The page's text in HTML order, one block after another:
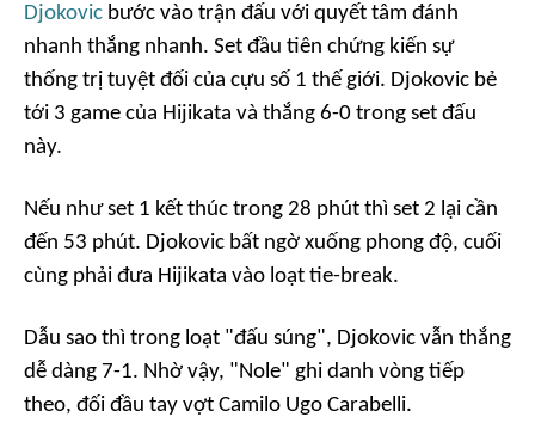
Djokovic bước vào trận đấu với quyết tâm đánh
nhanh thắng nhanh. Set đầu tiên chứng kiến sự
thống trị tuyệt đối của cựu số 1 thế giới. Djokovic bẻ
tới 3 game của Hijikata và thắng 6-0 trong set đấu
này.
Nếu như set 1 kết thúc trong 28 phút thì set 2 lại cần
đến 53 phút. Djokovic bất ngờ xuống phong độ, cuối
cùng phải đưa Hijikata vào loạt tie-break.
Dẫu sao thì trong loạt "đấu súng", Djokovic vẫn thắng
dễ dàng 7-1. Nhờ vậy, "Nole" ghi danh vòng tiếp
theo, đối đầu tay vợt Camilo Ugo Carabelli.